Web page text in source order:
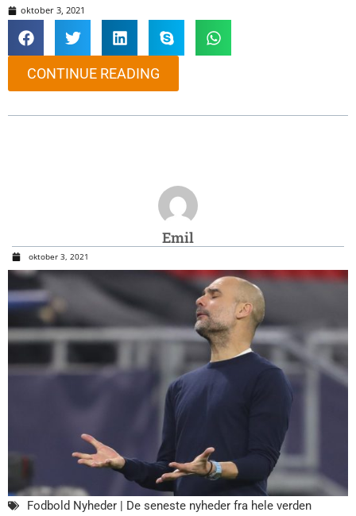
oktober 3, 2021
CONTINUE READING
Emil
oktober 3, 2021
Fodbold Nyheder | De seneste nyheder fra hele verden